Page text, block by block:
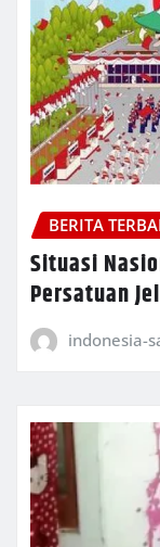
BERITA
Situasi
Persatuan
indonesia-